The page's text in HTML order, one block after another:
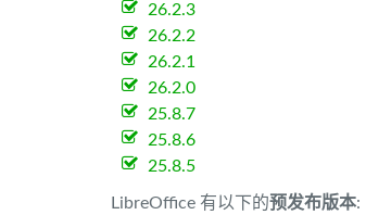
26.2.3
26.2.2
26.2.1
26.2.0
25.8.7
25.8.6
25.8.5
LibreOffice 有以下的预发布版本: